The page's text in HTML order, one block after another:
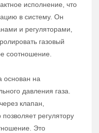
исполнение, что
в систему. Он
и регуляторами,
газовый
соотношение.
основан на
давления газа.
клапан,
регулятору
Это